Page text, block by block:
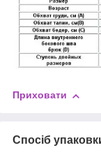
Приховати
Спосіб